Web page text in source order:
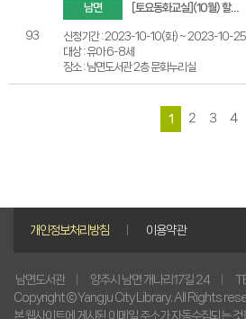
93
남면 [토요동화교실](10월) 할머니와 동화 속 그림쥐
신청기간 : 2023-10-10(화) ~ 2023-10-
대상 : 유아 6-8세
장소 : 남면도서관 2층 문화누리실
1 2 3 4
개인정보처리방침 이용약관
남면도서관 양주시 남면 개나리17길 24
Copyright © Yangju City Library. All Rights
본 웹사이트에 게시된 이메일 주소가 자동수집되는